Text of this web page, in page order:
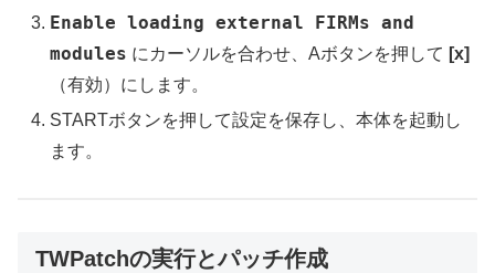
Enable loading external FIRMs and
modules にカーソルを合わせ、Aボタンを押して [x]
（有効）にします。
STARTボタンを押して設定を保存し、本体を起動し
ます。
TWPatchの実行とパッチ作成